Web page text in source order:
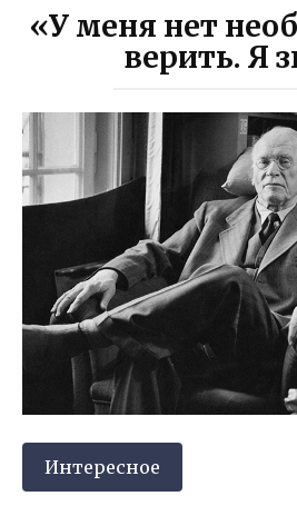
«У меня нет
верить. Я
Интересное